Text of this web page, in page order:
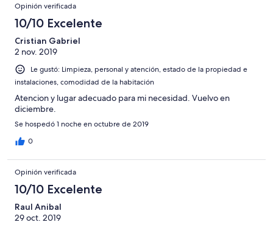
Opinión verificada
10/10 Excelente
Cristian Gabriel
2 nov. 2019
Le gustó: Limpieza, personal y atención, estado de la propiedad e
instalaciones, comodidad de la habitación
Atencion y lugar adecuado para mi necesidad. Vuelvo en
diciembre.
Se hospedó 1 noche en octubre de 2019
0
Opinión verificada
10/10 Excelente
Raul Anibal
29 oct. 2019